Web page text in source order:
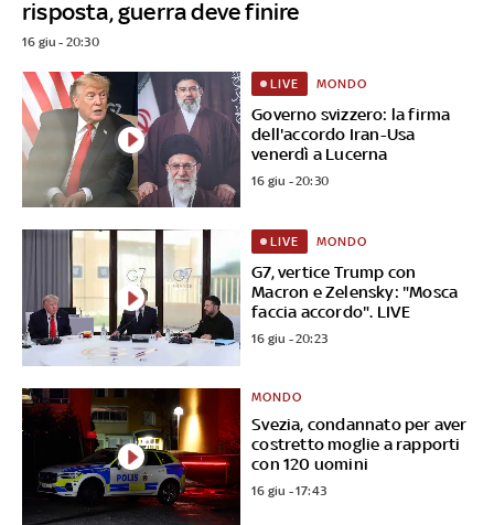
risposta, guerra deve finire
16 giu - 20:30
Governo svizzero: la firma
dell'accordo Iran-Usa
venerdì a Lucerna
LIVE MONDO
16 giu - 20:30
G7, vertice Trump con
Macron e Zelensky: "Mosca
faccia accordo". LIVE
LIVE MONDO
16 giu - 20:23
Svezia, condannato per aver
costretto moglie a rapporti
con 120 uomini
MONDO
16 giu - 17:43